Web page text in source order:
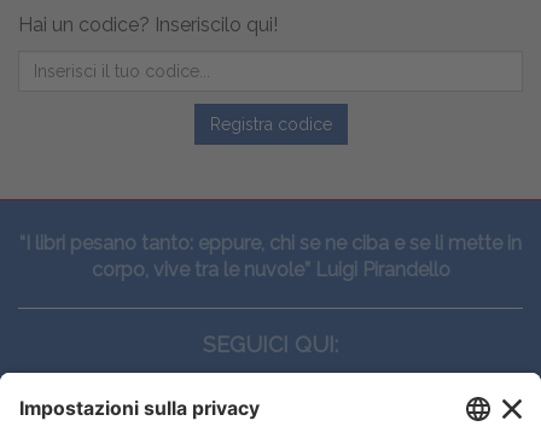
Hai un codice? Inseriscilo qui!
Registra codice
“I libri pesano tanto: eppure, chi se ne ciba e se li mette in
corpo, vive tra le nuvole” Luigi Pirandello
SEGUICI QUI: